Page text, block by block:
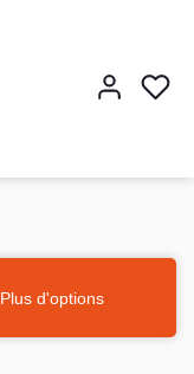
Plus d'options